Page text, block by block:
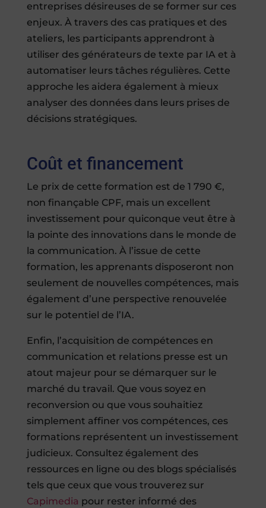
entreprises désireuses de se former sur ces
enjeux. À travers des cas pratiques et des
ateliers, les participants apprendront à
utiliser des générateurs de texte par IA et à
automatiser leurs tâches régulières. Cette
approche les aidera également à mieux
analyser des données dans leurs prises de
décisions stratégiques.
Coût et financement
Le prix de cette formation est de 1 790 €,
non finançable CPF, mais un excellent
investissement pour quiconque veut être à
la pointe des innovations dans le monde de
la communication. À l’issue de cette
formation, les apprenants disposeront non
seulement de nouvelles compétences, mais
également d’une perspective renouvelée
sur le potentiel de l’IA.
Enfin, l’acquisition de compétences en
communication et relations presse est un
atout majeur pour se démarquer sur le
marché du travail. Que vous soyez en
reconversion ou que vous souhaitiez
simplement affiner vos compétences, ces
formations représentent un investissement
judicieux. Consultez également des
ressources en ligne ou des blogs spécialisés
tels que ceux que vous trouverez sur
Capimedia pour rester informé des